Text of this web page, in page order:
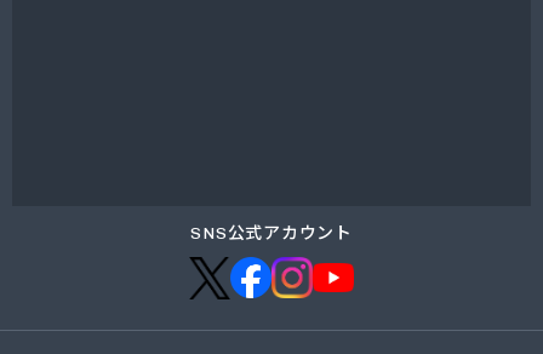
SNS公式アカウント